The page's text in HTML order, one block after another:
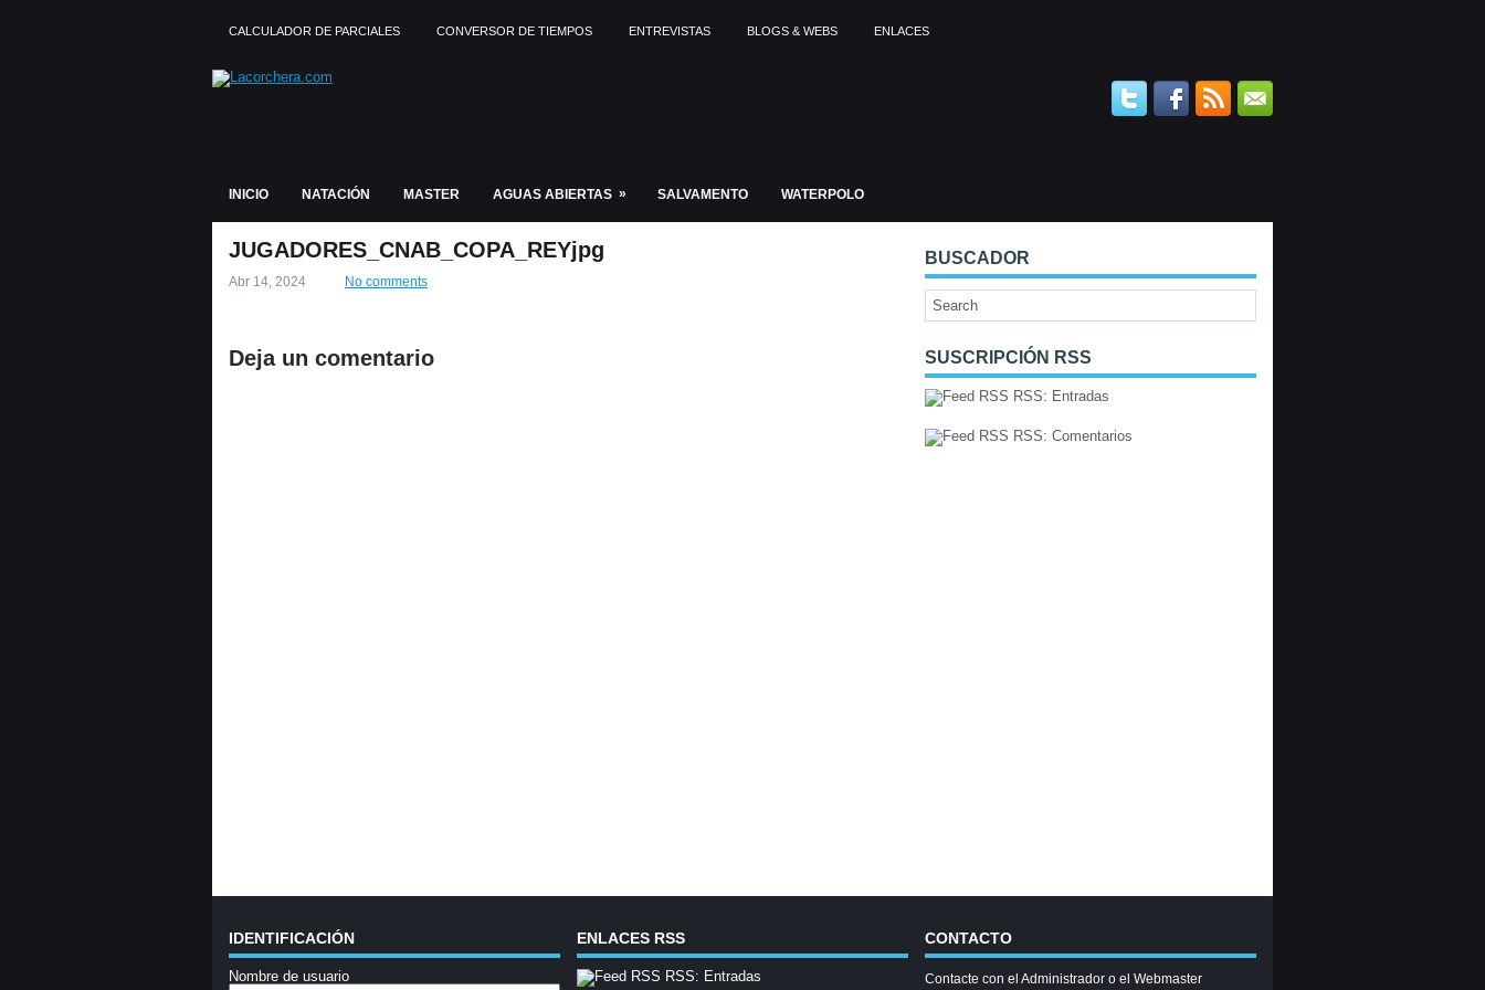
CALCULADOR DE PARCIALES CONVERSOR DE TIEMPOS ENTREVISTAS BLOGS & WEBS ENLACES
INICIO NATACIÓN MASTER AGUAS ABIERTAS » SALVAMENTO WATERPOLO
JUGADORES_CNAB_COPA_REYjpg
Abr 14, 2024 No comments
Deja un comentario
BUSCADOR
SUSCRIPCIÓN RSS
RSS: Entradas
RSS: Comentarios
IDENTIFICACIÓN
Nombre de usuario
ENLACES RSS
RSS: Entradas
CONTACTO
Contacte con el Administrador o el Webmaster